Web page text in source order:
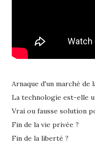
Arnaque d'un marché de
La technologie est-elle
Vrai ou fausse solution
Fin de la vie privée ?
Fin de la liberté ?